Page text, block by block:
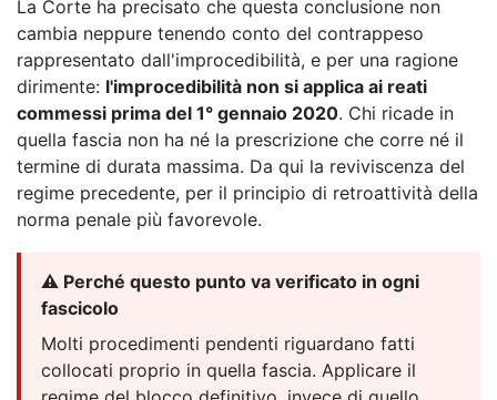
La Corte ha precisato che questa conclusione non
cambia neppure tenendo conto del contrappeso
rappresentato dall'improcedibilità, e per una ragione
dirimente: l'improcedibilità non si applica ai reati
commessi prima del 1° gennaio 2020. Chi ricade in
quella fascia non ha né la prescrizione che corre né il
termine di durata massima. Da qui la reviviscenza del
regime precedente, per il principio di retroattività della
norma penale più favorevole.
⚠️ Perché questo punto va verificato in ogni
fascicolo
Molti procedimenti pendenti riguardano fatti
collocati proprio in quella fascia. Applicare il